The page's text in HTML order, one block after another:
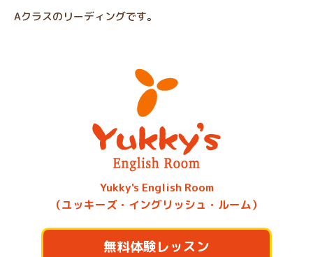
Aクラスのリーディングです。
Yukky's English Room
（ユッキーズ・イングリッシュ・ルーム）
無料体験レッスン